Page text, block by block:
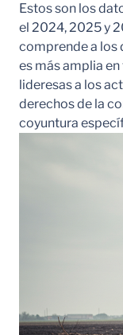
Estos son los
el 2024, 2025 y
comprende a los
es más amplia
lideresas a los
derechos de la
coyuntura